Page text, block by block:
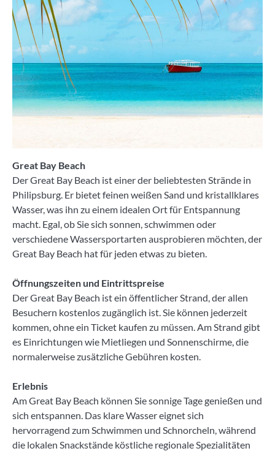
Great Bay Beach
Der Great Bay Beach ist einer der beliebtesten Strände in
Philipsburg. Er bietet feinen weißen Sand und kristallklares
Wasser, was ihn zu einem idealen Ort für Entspannung
macht. Egal, ob Sie sich sonnen, schwimmen oder
verschiedene Wassersportarten ausprobieren möchten, der
Great Bay Beach hat für jeden etwas zu bieten.
Öffnungszeiten und Eintrittspreise
Der Great Bay Beach ist ein öffentlicher Strand, der allen
Besuchern kostenlos zugänglich ist. Sie können jederzeit
kommen, ohne ein Ticket kaufen zu müssen. Am Strand gibt
es Einrichtungen wie Mietliegen und Sonnenschirme, die
normalerweise zusätzliche Gebühren kosten.
Erlebnis
Am Great Bay Beach können Sie sonnige Tage genießen und
sich entspannen. Das klare Wasser eignet sich
hervorragend zum Schwimmen und Schnorcheln, während
die lokalen Snackstände köstliche regionale Spezialitäten